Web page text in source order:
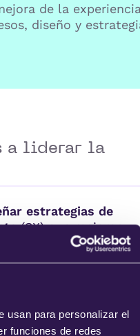
usan para personalizar el
funciones de redes
de la
diseño y
a liderar la
estrategias de
(CX) que mejoren
del cliente.
de Customer
metodologías
críticos de la